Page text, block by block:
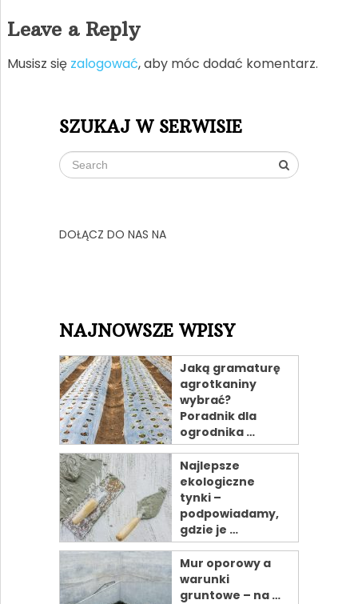
Leave a Reply
Musisz się zalogować, aby móc dodać komentarz.
SZUKAJ W SERWISIE
DOŁĄCZ DO NAS NA
NAJNOWSZE WPISY
Jaką gramaturę
agrotkaniny
wybrać?
Poradnik dla
ogrodnika …
Najlepsze
ekologiczne
tynki –
podpowiadamy,
gdzie je …
Mur oporowy a
warunki
gruntowe – na …